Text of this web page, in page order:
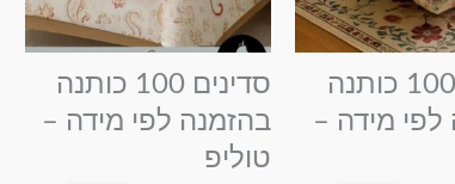
סדינים 100 כותנה
לפי מידה –
ניתן
לבחור
את
האפשרויות
סדינים 100 כותנה
בהזמנה לפי מידה –
טוליפ
ניתן
לבחור
את
האפשרויות